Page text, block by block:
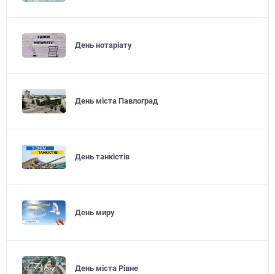
День нотаріату
День міста Павлоград
День танкістів
День миру
День міста Рівне